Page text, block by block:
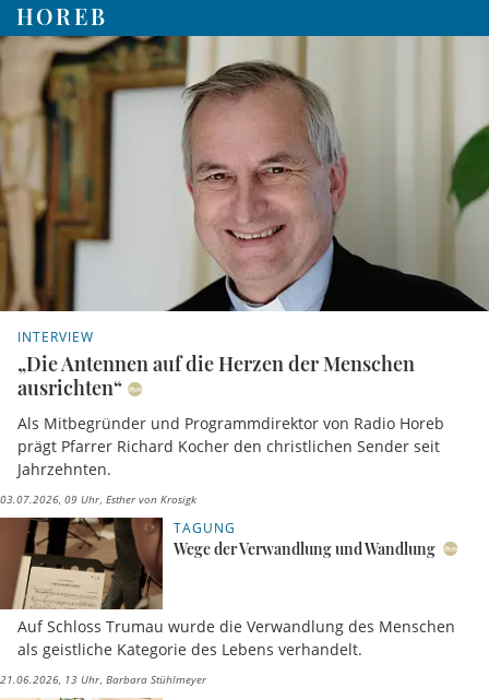
HOREB
INTERVIEW
„Die Antennen auf die Herzen der Menschen
ausrichten“
Als Mitbegründer und Programmdirektor von Radio Horeb
prägt Pfarrer Richard Kocher den christlichen Sender seit
Jahrzehnten.
03.07.2026, 09 Uhr Esther von Krosigk
TAGUNG
Wege der Verwandlung und Wandlung
Auf Schloss Trumau wurde die Verwandlung des Menschen
als geistliche Kategorie des Lebens verhandelt.
21.06.2026, 13 Uhr Barbara Stühlmeyer